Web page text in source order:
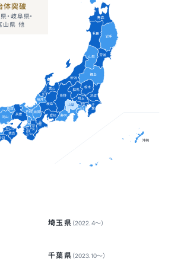
体突破
・岐阜県・
山県 他
埼玉県 （2022.4〜）
千葉県 （2023.10〜）